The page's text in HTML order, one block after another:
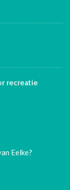
recreatie
Eelke?